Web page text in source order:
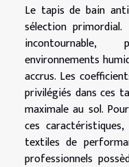
Le tapis de bain
sélection
environnements
accrus. Les
privilégiés dans ces
maximale au sol.
ces
textiles de
professionnels